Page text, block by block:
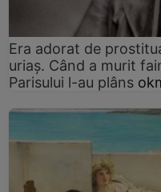
Era adorat de
uriaș. Când a murit
Parisului l-au plâns